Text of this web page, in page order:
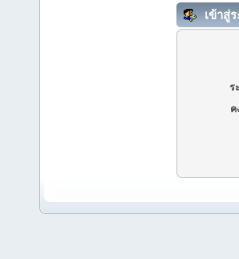
เข้าสู่
ร
ค